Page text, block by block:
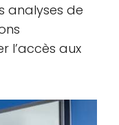
analyses de
l’accès aux